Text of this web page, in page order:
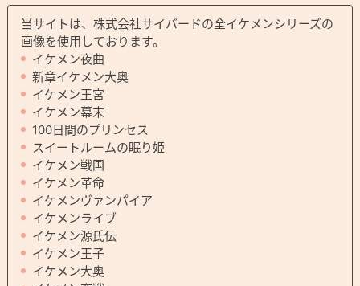
当サイトは、株式会社サイバードの全イケメンシリーズの
画像を使用しております。
イケメン夜曲
新章イケメン大奥
イケメン王宮
イケメン幕末
100日間のプリンセス
スイートルームの眠り姫
イケメン戦国
イケメン革命
イケメンヴァンパイア
イケメンライブ
イケメン源氏伝
イケメン王子
イケメン大奥